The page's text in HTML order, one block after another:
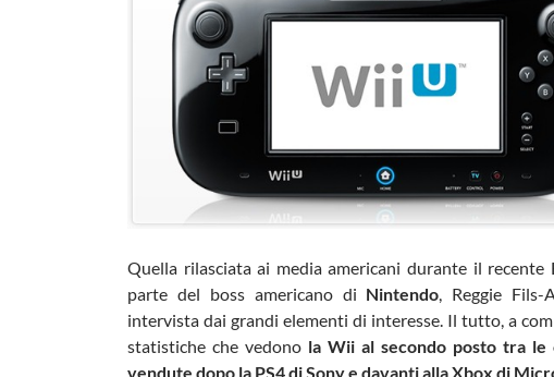
Quella rilasciata ai media americani durante il recente
parte del boss americano di Nintendo, Reggie Fils-
intervista dai grandi elementi di interesse. Il tutto, a
statistiche che vedono la Wii al secondo posto tra le
vendute dopo la PS4 di Sony e davanti alla Xbox di